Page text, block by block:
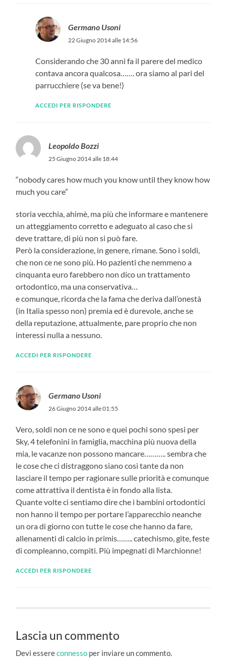
Germano Usoni
22 Giugno 2014 alle 14:56
Considerando che 30 anni fa il parere del medico
contava ancora qualcosa……. ora siamo al pari del
parrucchiere (se va bene!)
ACCEDI PER RISPONDERE
Leopoldo Bozzi
25 Giugno 2014 alle 18:44
“nobody cares how much you know until they know how
much you care”
storia vecchia, ahimè, ma più che informare e mantenere
un atteggiamento corretto e adeguato al caso che si
deve trattare, di più non si può fare.
Però la considerazione, in genere, rimane. Sono i soldi,
che non ce ne sono più. Ho pazienti che nemmeno a
cinquanta euro farebbero non dico un trattamento
ortodontico, ma una conservativa…
e comunque, ricorda che la fama che deriva dall’onestà
(in Italia spesso non) premia ed è durevole, anche se
della reputazione, attualmente, pare proprio che non
interessi nulla a nessuno.
ACCEDI PER RISPONDERE
Germano Usoni
26 Giugno 2014 alle 01:55
Vero, soldi non ce ne sono e quei pochi sono spesi per
Sky, 4 telefonini in famiglia, macchina più nuova della
mia, le vacanze non possono mancare……….. sembra che
le cose che ci distraggono siano così tante da non
lasciare il tempo per ragionare sulle priorità e comunque
come attrattiva il dentista è in fondo alla lista.
Quante volte ci sentiamo dire che i bambini ortodontici
non hanno il tempo per portare l’apparecchio neanche
un ora di giorno con tutte le cose che hanno da fare,
allenamenti di calcio in primis…….. catechismo, gite, feste
di compleanno, compiti. Più impegnati di Marchionne!
ACCEDI PER RISPONDERE
Lascia un commento
Devi essereconnesso per inviare un commento.